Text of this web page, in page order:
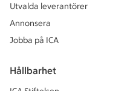
Utvalda leverantörer
Annonsera
Jobba på ICA
Hållbarhet